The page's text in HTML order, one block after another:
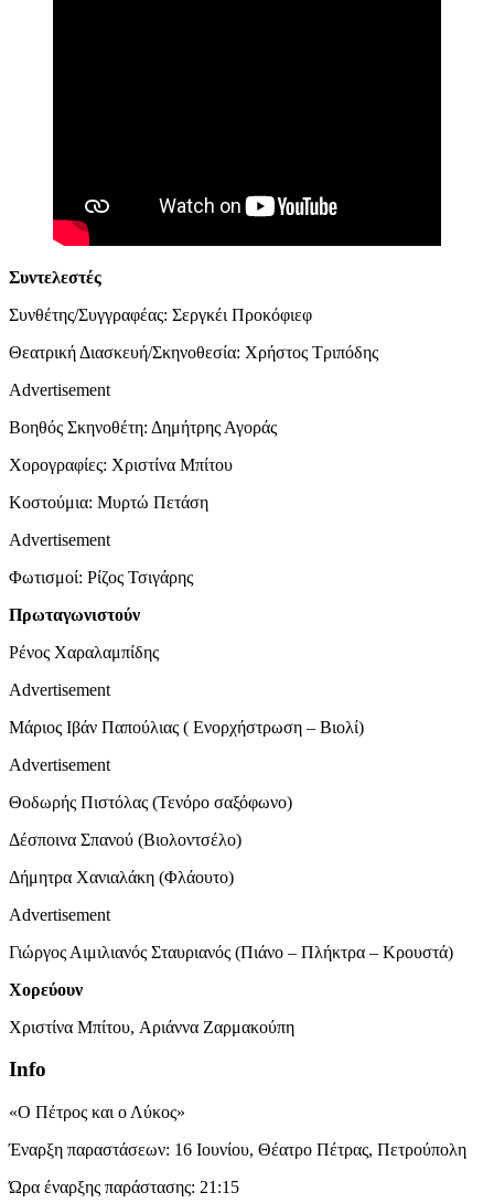
Συντελεστές
Συνθέτης/Συγγραφέας: Σεργκέι Προκόφιεφ
Θεατρική Διασκευή/Σκηνοθεσία: Χρήστος Τριπόδης
Advertisement
Βοηθός Σκηνοθέτη: Δημήτρης Αγοράς
Χορογραφίες: Χριστίνα Μπίτου
Κοστούμια: Μυρτώ Πετάση
Advertisement
Φωτισμοί: Ρίζος Τσιγάρης
Πρωταγωνιστούν
Ρένος Χαραλαμπίδης
Advertisement
Μάριος Ιβάν Παπούλιας ( Ενορχήστρωση – Βιολί)
Advertisement
Θοδωρής Πιστόλας (Τενόρο σαξόφωνο)
Δέσποινα Σπανού (Βιολοντσέλο)
Δήμητρα Χανιαλάκη (Φλάουτο)
Advertisement
Γιώργος Αιμιλιανός Σταυριανός (Πιάνο – Πλήκτρα – Κρουστά)
Χορεύουν
Χριστίνα Μπίτου, Αριάννα Ζαρμακούπη
Info
«Ο Πέτρος και ο Λύκος»
Έναρξη παραστάσεων: 16 Ιουνίου, Θέατρο Πέτρας, Πετρούπολη
Ώρα έναρξης παράστασης: 21:15